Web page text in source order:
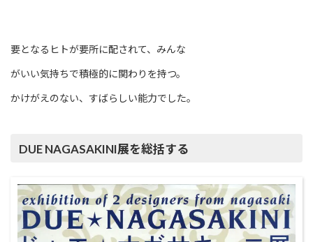
要となるヒトが要所に配されて、みんな
がいい気持ちで積極的に関わりを持つ。
かけがえのない、すばらしい能力でした。
DUE NAGASAKINI展を総括する